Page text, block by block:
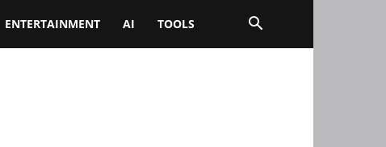
ENTERTAINMENT AI TOOLS